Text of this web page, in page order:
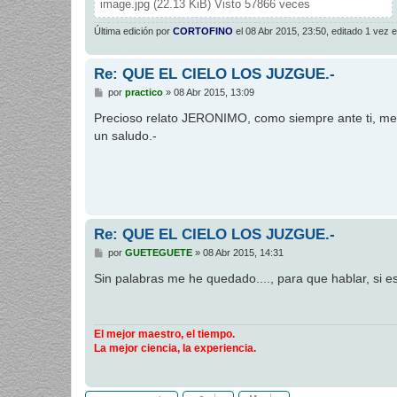
image.jpg (22.13 KiB) Visto 57866 veces
Última edición por CORTOFINO el 08 Abr 2015, 23:50, editado 1 vez
Re: QUE EL CIELO LOS JUZGUE.-
M
n
a
por practico» 08 Abr 2015, 13:09
Precioso relato JERONIMO, como siempre ante ti,
un saludo.-
Re: QUE EL CIELO LOS JUZGUE.-
M
n
por GUETEGUETE» 08 Abr 2015, 14:31
Sin palabras me he quedado...., para que hablar, si
El mejor maestro, el tiempo.
La mejor ciencia, la experiencia.